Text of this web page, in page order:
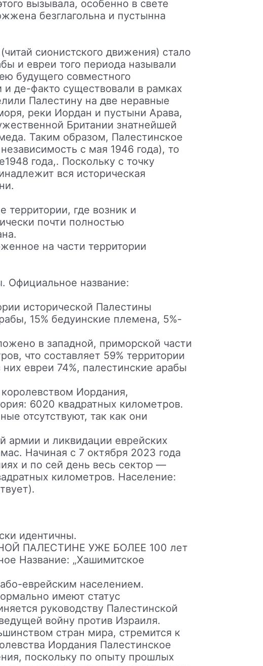
вызывала, особенно в свете
безглагольна и пустынна
сионистского движения) стало
и евреи того периода называли
будущего совместного
и де-факто существовали в рамках
Палестину на две неравные
реки Иордан и пустыни Арава,
Британии знатнейшей
Таким образом, Палестинское
с мая 1946 года), то
года,. Поскольку с точку
вся историческая
территории, где возник и
почти полностью
на части территории
название:
исторической Палестины
15% бедуинские племена, 5%-
в западной, приморской части
что составляет 59% территории
евреи 74%, палестинские арабы
Иордания,
6020 квадратных километров.
отсутствуют, так как они
армии и ликвидации еврейских
Начиная с 7 октября 2023 года
и по сей день весь сектор —
километров. Население:
идентичны.
ПАЛЕСТИНЕ УЖЕ БОЛЕЕ 100 лет
Название: „Хашимитское
еврейским населением.
имеют статус
руководству Палестинской
войну против Израиля.
стран мира, стремится к
Иордания Палестинское
поскольку по опыту прошлых